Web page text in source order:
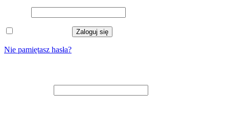
Zaloguj się
Nie pamiętasz hasła?